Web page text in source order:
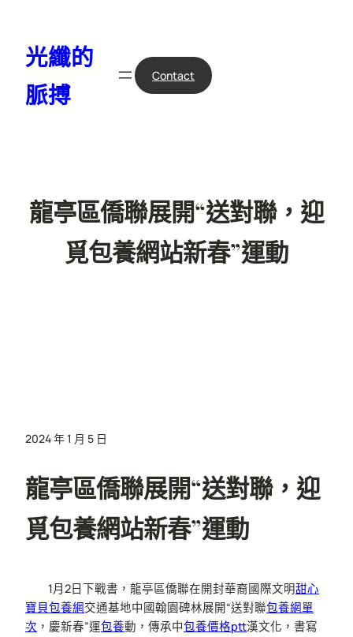
光纖的
脈搏
Contact
龍亭區僑聯展開“送對聯，迎
覓包養網站新春”運動
2024 年 1 月 5 日
龍亭區僑聯展開“送對聯，迎
覓包養網站新春”運動
1月2日下戰書，龍亭區僑聯在開封華裔國際文明甜心
寶貝包養網交通基地中國翰園碑林展開“送對聯包養網單
次 ，慶新春”運包養動，傳承中包養價格ptt漢文化，書寫